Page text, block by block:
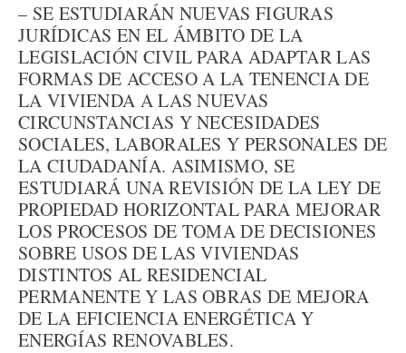
– SE ESTUDIARÁN NUEVAS FIGURAS
JURÍDICAS EN EL ÁMBITO DE LA
LEGISLACIÓN CIVIL PARA ADAPTAR LAS
FORMAS DE ACCESO A LA TENENCIA DE
LA VIVIENDA A LAS NUEVAS
CIRCUNSTANCIAS Y NECESIDADES
SOCIALES, LABORALES Y PERSONALES DE
LA CIUDADANÍA. ASIMISMO, SE
ESTUDIARÁ UNA REVISIÓN DE LA LEY DE
PROPIEDAD HORIZONTAL PARA MEJORAR
LOS PROCESOS DE TOMA DE DECISIONES
SOBRE USOS DE LAS VIVIENDAS
DISTINTOS AL RESIDENCIAL
PERMANENTE Y LAS OBRAS DE MEJORA
DE LA EFICIENCIA ENERGÉTICA Y
ENERGÍAS RENOVABLES.